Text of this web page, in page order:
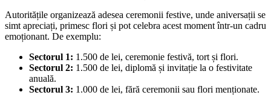
Autoritățile organizează adesea ceremonii festive, unde aniversații se
simt apreciați, primesc flori și pot celebra acest moment într-un cadru
emoționant. De exemplu:
Sectorul 1: 1.500 de lei, ceremonie festivă, tort și flori.
Sectorul 2: 1.500 de lei, diplomă și invitație la o festivitate
anuală.
Sectorul 3: 1.000 de lei, fără ceremonii sau flori menționate.